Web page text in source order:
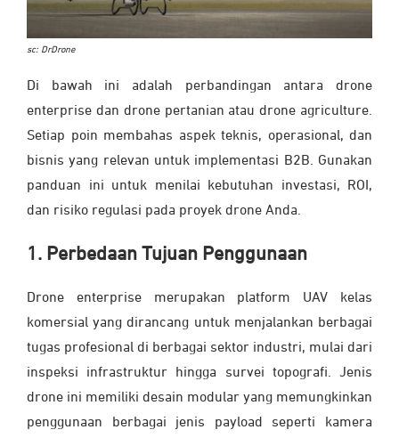
sc: DrDrone
Di bawah ini adalah perbandingan antara drone
enterprise dan drone pertanian atau drone agriculture.
Setiap poin membahas aspek teknis, operasional, dan
bisnis yang relevan untuk implementasi B2B. Gunakan
panduan ini untuk menilai kebutuhan investasi, ROI,
dan risiko regulasi pada proyek drone Anda.
1. Perbedaan Tujuan Penggunaan
Drone enterprise merupakan platform UAV kelas
komersial yang dirancang untuk menjalankan berbagai
tugas profesional di berbagai sektor industri, mulai dari
inspeksi infrastruktur hingga survei topografi. Jenis
drone ini memiliki desain modular yang memungkinkan
penggunaan berbagai jenis payload seperti kamera